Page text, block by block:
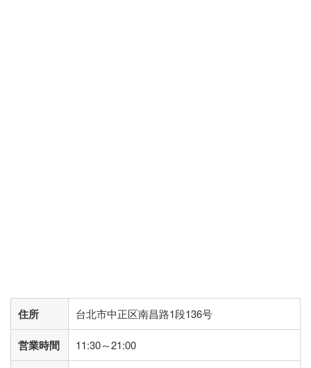
住所 台北市中正区南昌路1段136号
営業時間 11:30～21:00